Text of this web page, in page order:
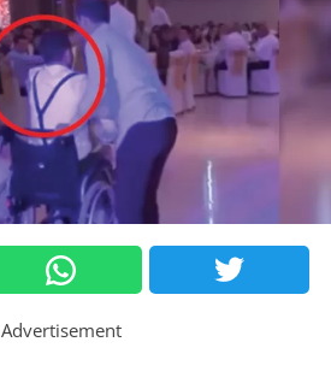
Advertisement